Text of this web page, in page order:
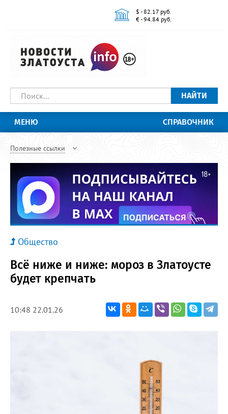
$ - 82.17 руб.
€ - 94.84 руб.
НАЙТИ
МЕНЮ СПРАВОЧНИК
Полезные ссылки
Общество
Всё ниже и ниже: мороз в Златоусте
будет крепчать
10:48 22.01.26